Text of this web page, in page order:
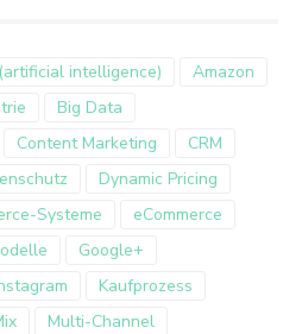
intelligence)
Amazon
Big Data
Content Marketing
CRM
Dynamic Pricing
Systeme
eCommerce
Google+
Kaufprozess
Multi-Channel